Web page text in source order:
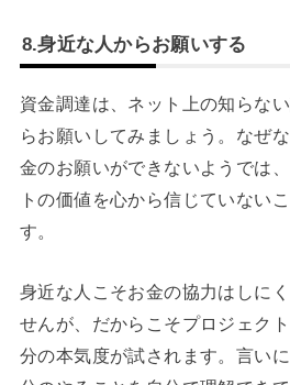
8.身近な人からお願いする
資金調達は、ネット上の知らな
らお願いしてみましょう。なぜ
金のお願いができないようでは
トの価値を心から信じていない
す。
身近な人こそお金の協力はしに
せんが、だからこそプロジェク
分の本気度が試されます。言い